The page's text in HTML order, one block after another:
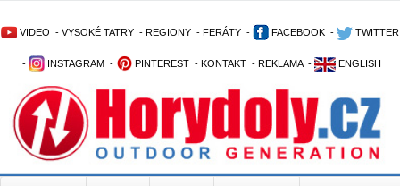
VIDEO - VYSOKÉ TATRY - REGIONY - FERÁTY - FACEBOOK - TWITTER
- INSTAGRAM - PINTEREST - KONTAKT - REKLAMA - ENGLISH